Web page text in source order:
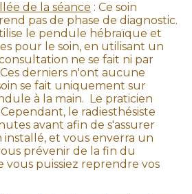
de la séance : Ce soin
pas de phase de diagnostic.
le pendule hébraïque et
pour le soin, en utilisant un
ne se fait ni par
derniers n'ont aucune
se fait uniquement sur
à la main. Le praticien
le radiesthésiste
avant afin de s'assurer
installé, et vous enverra un
prévenir de la fin du
vous puissiez reprendre vos